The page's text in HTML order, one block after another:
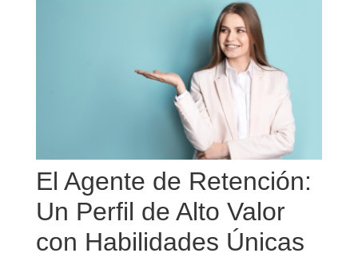
El Agente de Retención:
Un Perfil de Alto Valor
con Habilidades Únicas